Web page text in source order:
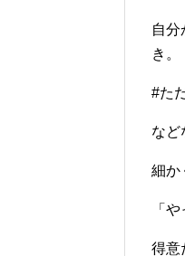
自
き。
#た
など
細か
「
得意